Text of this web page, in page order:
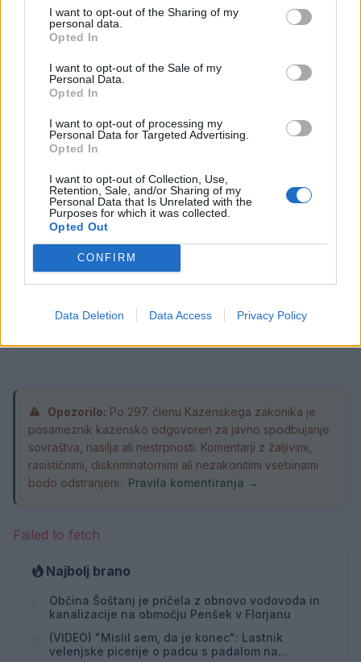
I want to opt-out of the Sharing of my
personal data.
Opted In
I want to opt-out of the Sale of my
Personal Data.
Opted In
I want to opt-out of processing my
Personal Data for Targeted Advertising.
Opted In
I want to opt-out of Collection, Use,
Retention, Sale, and/or Sharing of my
Personal Data that Is Unrelated with the
Purposes for which it was collected.
Opted Out
CONFIRM
Data Deletion Data Access Privacy Policy
8. avgust 2026
Dež bo prekinil vročinski val, a le za
kratek čas
požarov pozivi občanom k takojšnjemu
obveščanju policije
6. avgust 2026
Pred nami vroč četrtek, v petek
Opozorilo: Po 297. členu Kazenskega zakonika je
posameznik kazensko odgovoren za javno spodbujanje
sovraštva, nasilja ali nestrpnosti. Komentarji z žaljivimi,
rasističnimi, diskriminatornimi ali nezakonitimi vsebinami
bodo odstranjeni. Pravila komentiranja →
Failed to fetch
Najbolj brano
Občina Šoštanj je pričela z obnovo vodovoda in
kanalizacije na območju Penšek v Florjanu
(VIDEO) "Mislil sem, da je konec": Lastnik
velenjske picerije o padcu s padalom na